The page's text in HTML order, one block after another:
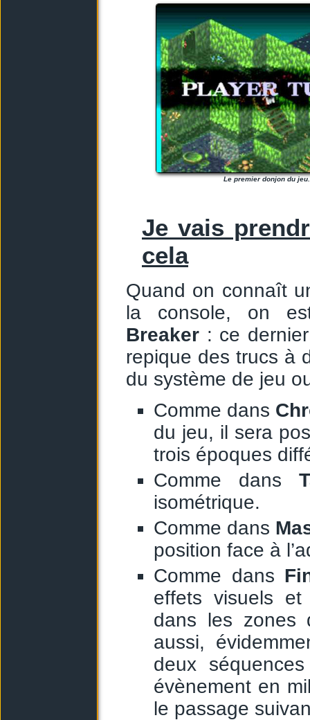
Le premier donjon du jeu.
Je vais
cela
Quand on connaît
la console, on
Breaker : ce
repique des trucs à
du système de jeu
Comme dans
du jeu, il sera
trois époques
Comme dans
isométrique.
Comme dans
position face à
Comme dans
effets visuels
dans les zones
aussi,
deux
évènement en
le passage